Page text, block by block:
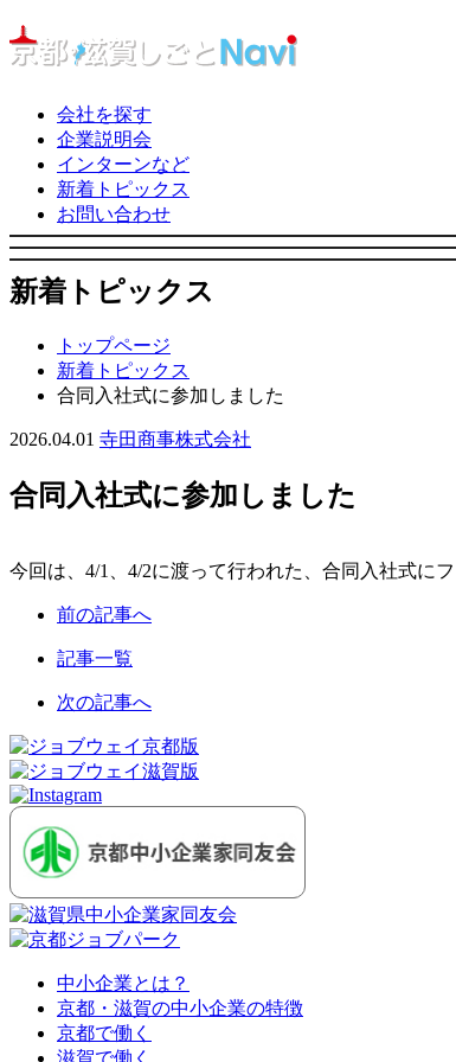
会社を探す
企業説明会
インターンなど
新着トピックス
お問い合わせ
新着トピックス
トップページ
新着トピックス
合同入社式に参加しました
2026.04.01 寺田商事株式会社
合同入社式に参加しました
今回は、4/1、4/2に渡って行われた、合同入社式に
前の記事へ
記事一覧
次の記事へ
中小企業とは？
京都・滋賀の中小企業の特徴
京都で働く
滋賀で働く